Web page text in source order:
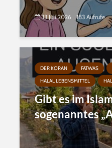
13 Juli 2026 183 Aufrufe
DER KORAN FATWAS
HALAL LEBENSMITTEL
Gibt es im
sogenanntes